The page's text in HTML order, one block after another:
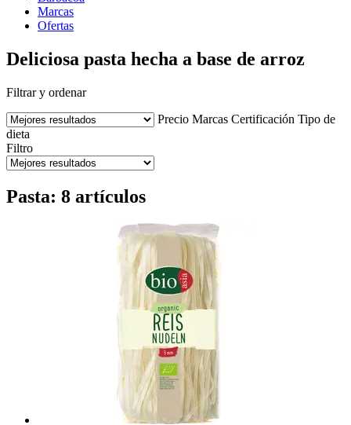
Marcas
Ofertas
Deliciosa pasta hecha a base de arroz
Filtrar y ordenar
Precio Marcas Certificación Tipo de
dieta
Filtro
Pasta: 8 artículos